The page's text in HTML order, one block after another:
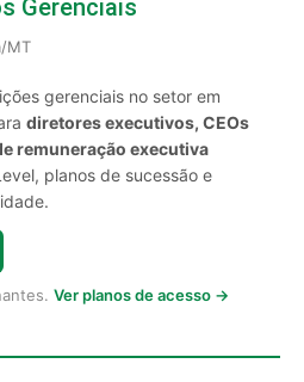
Gerenciais
MT
gerenciais no setor em
diretores executivos, CEOs
remuneração executiva
planos de sucessão e
Ver planos de acesso →